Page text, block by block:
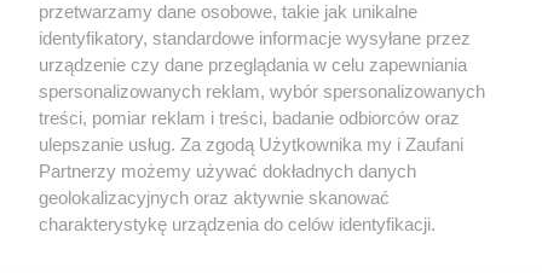
10 / 0
Nie zapomnij
zapoznać się z:
polityką prywatności regulamin korzystania z portali
Twojemiasto
Piekary Śląskie
Chorzów
Tarnowskie Góry
Skontakuj sięz nami
Kontakt
Wydawca
Redakcja
przetwarzamy dane osobowe, takie jak unikalne
identyfikatory, standardowe informacje wysyłane przez
urządzenie czy dane przeglądania w celu zapewniania
spersonalizowanych reklam, wybór spersonalizowanych
treści, pomiar reklam i treści, badanie odbiorców oraz
ulepszanie usług. Za zgodą Użytkownika my i Zaufani
Partnerzy możemy używać dokładnych danych
geolokalizacyjnych oraz aktywnie skanować
charakterystykę urządzenia do celów identyfikacji.